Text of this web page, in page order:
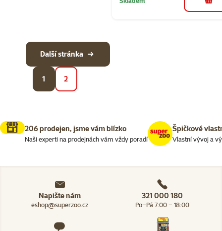
do
1 2
Další stránka
206 prodejen, jsme vám blízko
Naši experti na prodejnách vám vždy poradí
Špičkové
Vlastní vývoj a
Napište nám
eshop@superzoo.cz
321 000 180
Po–Pá 7:00 – 18:00